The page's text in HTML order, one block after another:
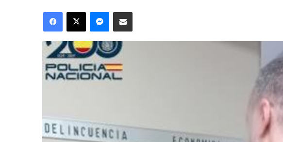
Facebook
X MessengerCompartir por correo electrónico